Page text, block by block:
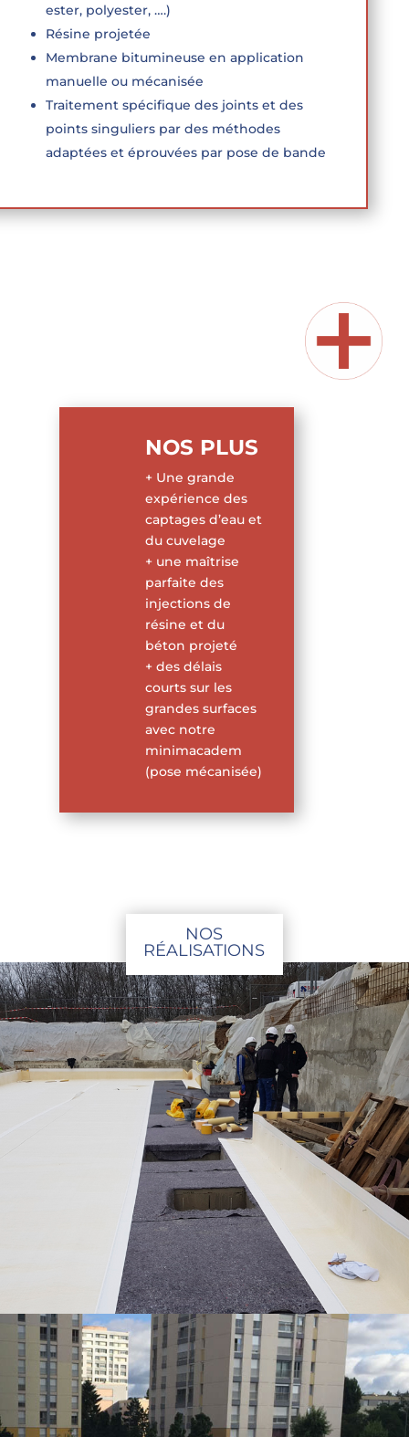
ester, polyester, ….)
Résine projetée
Membrane bitumineuse en application
manuelle ou mécanisée
Traitement spécifique des joints et des
points singuliers par des méthodes
adaptées et éprouvées par pose de bande
NOS PLUS
+ Une grande
expérience des
captages d’eau et
du cuvelage
+ une maîtrise
parfaite des
injections de
résine et du
béton projeté
+ des délais
courts sur les
grandes surfaces
avec notre
minimacadem
(pose mécanisée)
NOS
RÉALISATIONS